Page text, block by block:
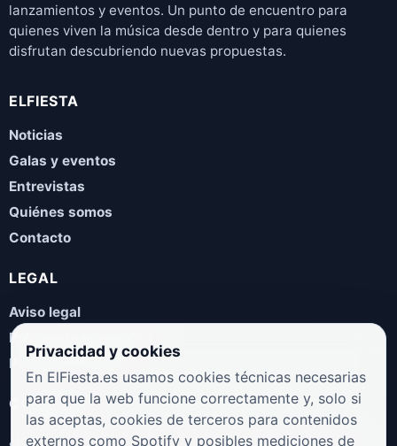
lanzamientos y eventos. Un punto de encuentro para
quienes viven la música desde dentro y para quienes
disfrutan descubriendo nuevas propuestas.
ELFIESTA
Noticias
Galas y eventos
Entrevistas
Quiénes somos
Contacto
LEGAL
Aviso legal
Política de privacidad
Política de cookies
COLABORA
¿Eres artista, manager, sello o promotor? Envíanos tus
Privacidad y cookies
En ElFiesta.es usamos cookies técnicas necesarias
para que la web funcione correctamente y, solo si
las aceptas, cookies de terceros para contenidos
externos como Spotify y posibles mediciones de